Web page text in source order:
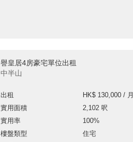
譽皇居4房豪宅單位出租
中半山
出租
HK$ 130,000 / 月
實用面積
2,102 呎
實用率
100%
樓盤類型
住宅